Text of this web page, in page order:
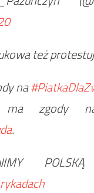
też
na
zgody na
.